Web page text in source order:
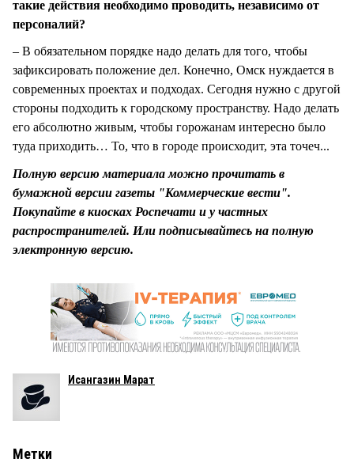
такие действия необходимо проводить, независимо от
персоналий?
– В обязательном порядке надо делать для того, чтобы
зафиксировать положение дел. Конечно, Омск нуждается в
современных проектах и подходах. Сегодня нужно с другой
стороны подходить к городскому пространству. Надо делать
его абсолютно живым, чтобы горожанам интересно было
туда приходить… То, что в городе происходит, эта точеч...
Полную версию материала можно прочитать в
бумажной версии газеты "Коммерческие вести".
Покупайте в киосках Роспечати и у частных
распространителей. Или подписывайтесь на полную
электронную версию.
Исангазин Марат
Метки